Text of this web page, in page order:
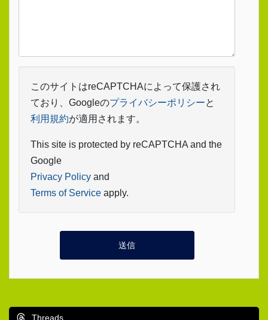
このサイトはreCAPTCHAによって保護され
ており、Googleのプライバシーポリシーと
利用規約が適用されます。
This site is protected by reCAPTCHA and the
Google
Privacy Policy and
Terms of Service apply.
Threads